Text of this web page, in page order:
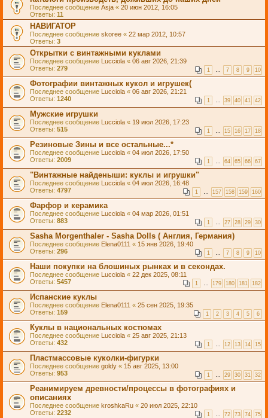
Последнее сообщение Asja « 20 июн 2012, 16:05
Ответы: 11
НАВИГАТОР
Последнее сообщение skoree « 22 мар 2012, 10:57
Ответы: 3
Открытки с винтажными куклами
Последнее сообщение Lucciola « 06 авг 2026, 21:39
Ответы: 279 1 … 7 8 9 10
Фотографии винтажных кукол и игрушек(
Последнее сообщение Lucciola « 06 авг 2026, 21:21
Ответы: 1240 1 … 39 40 41 42
Мужские игрушки
Последнее сообщение Lucciola « 19 июл 2026, 17:23
Ответы: 515 1 … 15 16 17 18
Резиновые Зины и все остальные...*
Последнее сообщение Lucciola « 04 июл 2026, 17:50
Ответы: 2009 1 … 64 65 66 67
"Винтажные найденыши: куклы и игрушки"
Последнее сообщение Lucciola « 04 июл 2026, 16:48
Ответы: 4797 1 … 157 158 159 160
Фарфор и керамика
Последнее сообщение Lucciola « 04 мар 2026, 01:51
Ответы: 883 1 … 27 28 29 30
Sasha Morgenthaler - Sasha Dolls ( Англия, Германия)
Последнее сообщение Elena0111 « 15 янв 2026, 19:40
Ответы: 296 1 … 7 8 9 10
Наши покупки на блошиных рынках и в секондах.
Последнее сообщение Lucciola « 22 дек 2025, 08:11
Ответы: 5457 1 … 179 180 181 182
Испанские куклы
Последнее сообщение Elena0111 « 25 сен 2025, 19:35
Ответы: 159 1 2 3 4 5 6
Куклы в национальных костюмах
Последнее сообщение Lucciola « 25 авг 2025, 21:13
Ответы: 432 1 … 12 13 14 15
Пластмассовые куколки-фигурки
Последнее сообщение goldy « 15 авг 2025, 13:00
Ответы: 953 1 … 29 30 31 32
Реанимируем древности/процессы в фотографиях и
описаниях
Последнее сообщение kroshkaRu « 20 июл 2025, 22:10
Ответы: 2232 1 … 72 73 74 75